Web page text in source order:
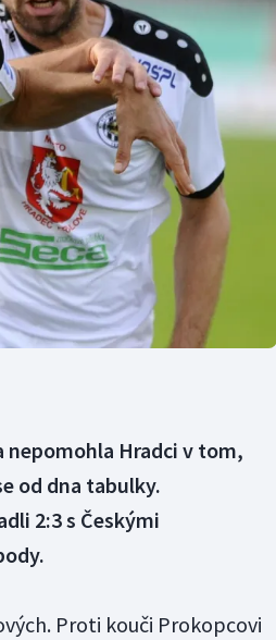
hry
Triatlon
Veslování
Vodní slalom
Volejbal
Ostatní
nepomohla Hradci v tom,
od dna tabulky.
2:3 s Českými
Proti kouči Prokopcovi